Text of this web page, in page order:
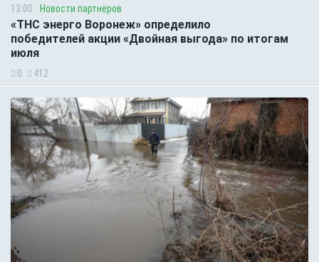
13:00 Новости партнёров
«ТНС энерго Воронеж» определило
победителей акции «Двойная выгода» по итогам
июля
0 412